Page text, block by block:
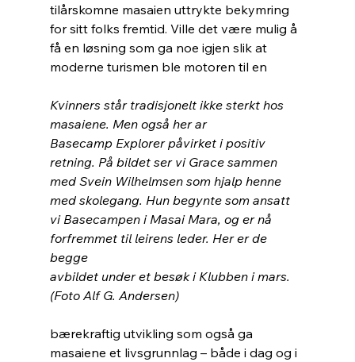
tilårskomne masaien uttrykte bekymring
for sitt folks fremtid. Ville det være mulig å
få en løsning som ga noe igjen slik at
moderne turismen ble motoren til en
Kvinners står tradisjonelt ikke sterkt hos
masaiene. Men også her ar
Basecamp Explorer påvirket i positiv
retning. På bildet ser vi Grace sammen
med Svein Wilhelmsen som hjalp henne
med skolegang. Hun begynte som ansatt
vi Basecampen i Masai Mara, og er nå
forfremmet til leirens leder. Her er de
begge
avbildet under et besøk i Klubben i mars.
(Foto Alf G. Andersen)
bærekraftig utvikling som også ga
masaiene et livsgrunnlag – både i dag og i